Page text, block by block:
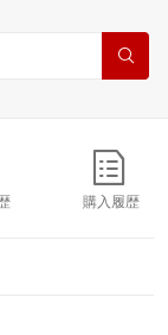
購入履歴